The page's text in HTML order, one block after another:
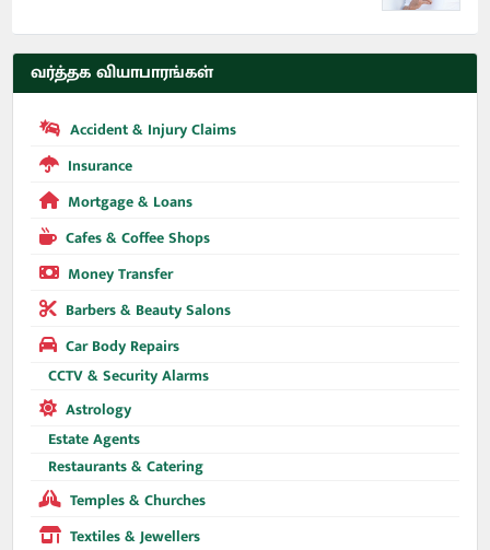
வர்த்தக வியாபாரங்கள்
Accident & Injury Claims
Insurance
Mortgage & Loans
Cafes & Coffee Shops
Money Transfer
Barbers & Beauty Salons
Car Body Repairs
CCTV & Security Alarms
Astrology
Estate Agents
Restaurants & Catering
Temples & Churches
Textiles & Jewellers